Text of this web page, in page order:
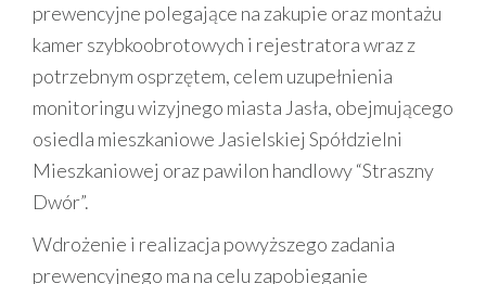
prewencyjne polegające na zakupie oraz montażu
kamer szybkoobrotowych i rejestratora wraz z
potrzebnym osprzętem, celem uzupełnienia
monitoringu wizyjnego miasta Jasła, obejmującego
osiedla mieszkaniowe Jasielskiej Spółdzielni
Mieszkaniowej oraz pawilon handlowy “Straszny
Dwór”.
Wdrożenie i realizacja powyższego zadania
prewencyjnego ma na celu zapobieganie